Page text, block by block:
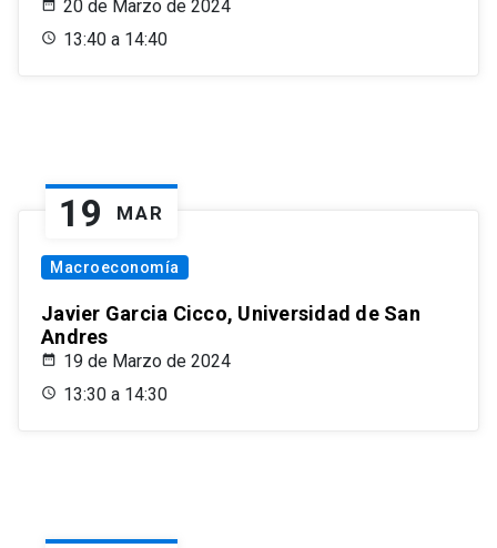
20 de Marzo de 2024
13:40 a 14:40
19 MAR
Macroeconomía
Javier Garcia Cicco, Universidad de San
Andres
19 de Marzo de 2024
13:30 a 14:30